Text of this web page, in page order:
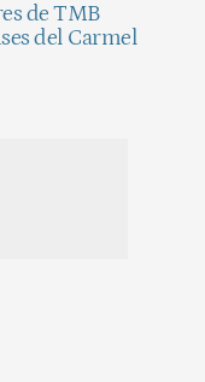
de TMB
del Carmel